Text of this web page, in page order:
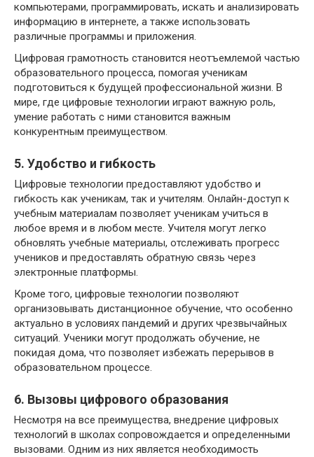
компьютерами, программировать, искать и анализировать
информацию в интернете, а также использовать
различные программы и приложения.
Цифровая грамотность становится неотъемлемой частью
образовательного процесса, помогая ученикам
подготовиться к будущей профессиональной жизни. В
мире, где цифровые технологии играют важную роль,
умение работать с ними становится важным
конкурентным преимуществом.
5. Удобство и гибкость
Цифровые технологии предоставляют удобство и
гибкость как ученикам, так и учителям. Онлайн-доступ к
учебным материалам позволяет ученикам учиться в
любое время и в любом месте. Учителя могут легко
обновлять учебные материалы, отслеживать прогресс
учеников и предоставлять обратную связь через
электронные платформы.
Кроме того, цифровые технологии позволяют
организовывать дистанционное обучение, что особенно
актуально в условиях пандемий и других чрезвычайных
ситуаций. Ученики могут продолжать обучение, не
покидая дома, что позволяет избежать перерывов в
образовательном процессе.
6. Вызовы цифрового образования
Несмотря на все преимущества, внедрение цифровых
технологий в школах сопровождается и определенными
вызовами. Одним из них является необходимость